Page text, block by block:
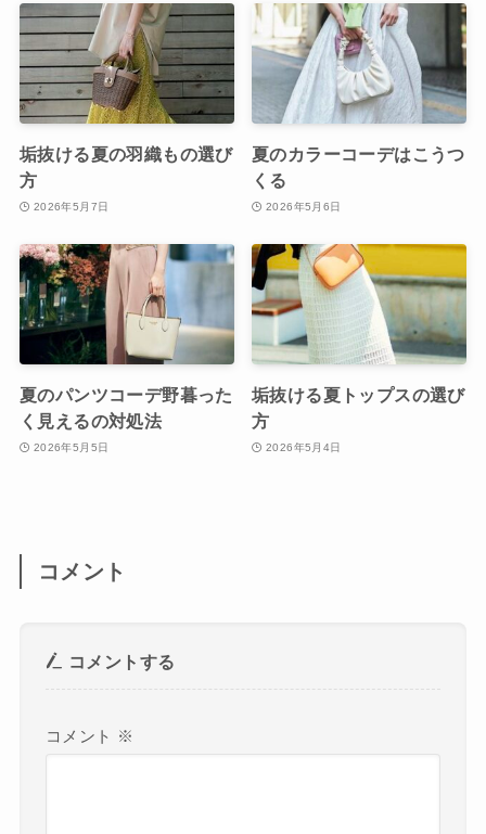
垢抜ける夏の羽織もの選び
方
2026年5月7日
夏のカラーコーデはこうつ
くる
2026年5月6日
夏のパンツコーデ野暮った
く見えるの対処法
2026年5月5日
垢抜ける夏トップスの選び
方
2026年5月4日
コメント
コメントする
コメント ※